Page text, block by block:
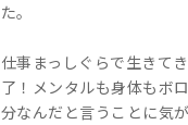
。
事まっしぐらで生きて
！メンタルも身体もボ
なんだと言うことに気